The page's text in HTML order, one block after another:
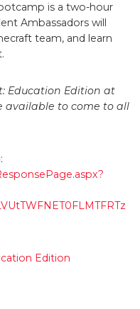
is a two-hour
Ambassadors will
team, and learn
Education Edition at
available to come to all
Edition